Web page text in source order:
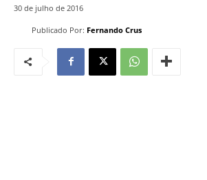
Publicado Por: Fernando Crus
30 de julho de 2016